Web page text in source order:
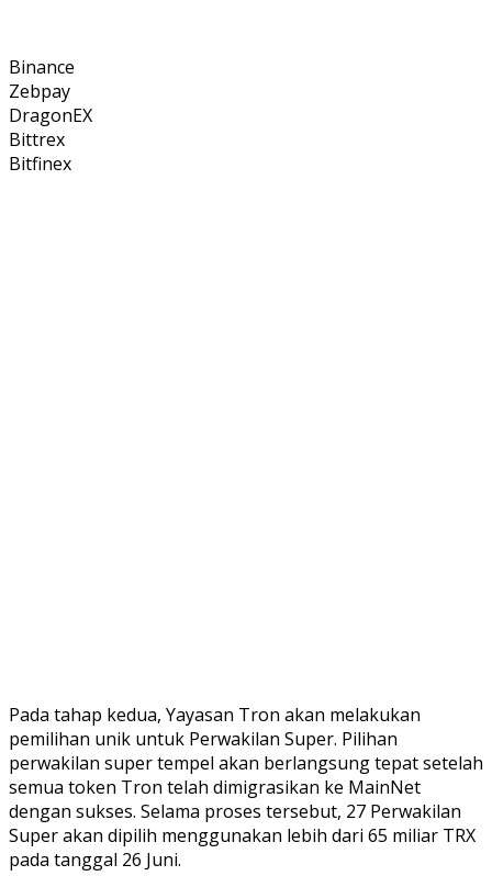
Binance
Zebpay
DragonEX
Bittrex
Bitfinex
Pada tahap kedua, Yayasan Tron akan melakukan
pemilihan unik untuk Perwakilan Super. Pilihan
perwakilan super tempel akan berlangsung tepat setelah
semua token Tron telah dimigrasikan ke MainNet
dengan sukses. Selama proses tersebut, 27 Perwakilan
Super akan dipilih menggunakan lebih dari 65 miliar TRX
pada tanggal 26 Juni.